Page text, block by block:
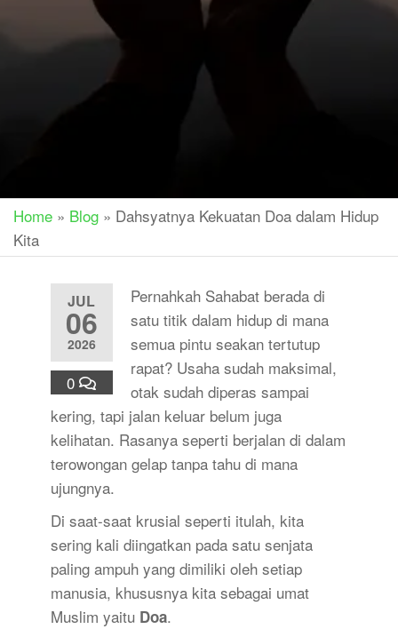
Home » Blog » Dahsyatnya Kekuatan Doa dalam Hidup
Kita
JUL
06
2026
0
Pernahkah Sahabat berada di
satu titik dalam hidup di mana
semua pintu seakan tertutup
rapat? Usaha sudah maksimal,
otak sudah diperas sampai
kering, tapi jalan keluar belum juga
kelihatan. Rasanya seperti berjalan di dalam
terowongan gelap tanpa tahu di mana
ujungnya.
Di saat-saat krusial seperti itulah, kita
sering kali diingatkan pada satu senjata
paling ampuh yang dimiliki oleh setiap
manusia, khususnya kita sebagai umat
Muslim yaitu Doa.